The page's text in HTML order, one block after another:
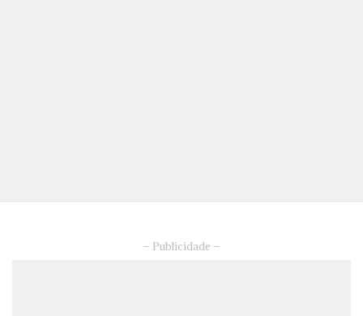
– Publicidade –